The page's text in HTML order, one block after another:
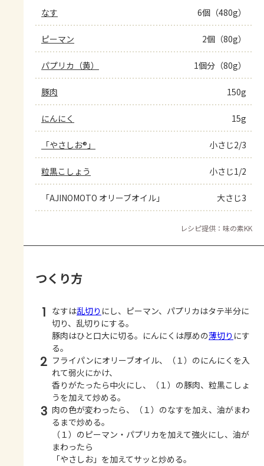
なす 6個（480g）
ピーマン 2個（80g）
パプリカ（黄） 1個分（80g）
豚肉 150g
にんにく 15g
「やさしお®」 小さじ2/3
粒黒こしょう 小さじ1/2
「AJINOMOTO オリーブオイル」 大さじ3
レシピ提供：味の素KK
つくり方
1 なすは乱切り にし、ピーマン、パプリカはタテ半分に
切り、乱切りにする。
豚肉はひと口大に切る。にんにくは厚めの薄切り にす
る。
2 フライパンにオリーブオイル、（１）のにんにくを入
れて弱火にかけ、
香りがたったら中火にし、（１）の豚肉、粒黒こしょ
うを加えて炒める。
3 肉の色が変わったら、（１）のなすを加え、油がまわ
るまで炒める。
（１）のピーマン・パプリカを加えて強火にし、油が
まわったら
「やさしお」を加えてサッと炒める。